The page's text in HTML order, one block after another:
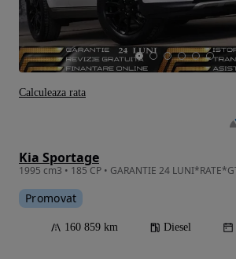
Kia Sportage
Promovat
160 859 km Diesel
Calculeaza rata